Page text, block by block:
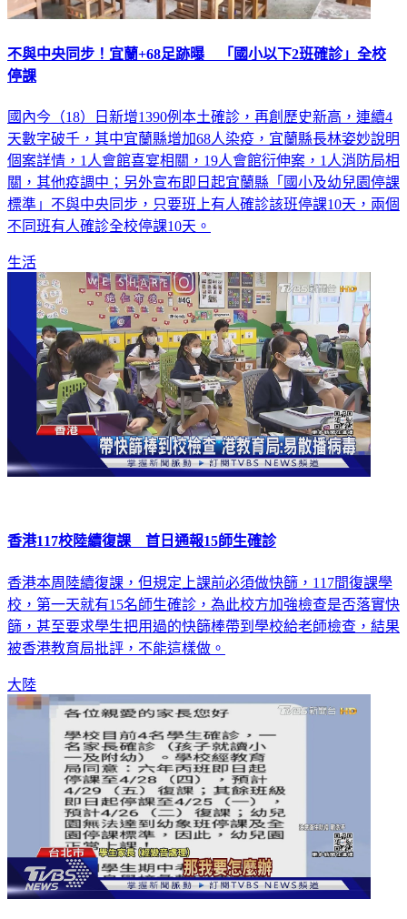
不與中央同步！宜蘭+68足跡曝 「國小以下2班確診」全校
停課
國內今（18）日新增1390例本土確診，再創歷史新高，連續4
天數字破千，其中宜蘭縣增加68人染疫，宜蘭縣長林姿妙說明
個案詳情，1人會館喜宴相關，19人會館衍伸案，1人消防局相
關，其他疫調中；另外宣布即日起宜蘭縣「國小及幼兒園停課
標準」不與中央同步，只要班上有人確診該班停課10天，兩個
不同班有人確診全校停課10天。
生活
香港117校陸續復課 首日通報15師生確診
香港本周陸續復課，但規定上課前必須做快篩，117間復課學
校，第一天就有15名師生確診，為此校方加強檢查是否落實快
篩，甚至要求學生把用過的快篩棒帶到學校給老師檢查，結果
被香港教育局批評，不能這樣做。
大陸